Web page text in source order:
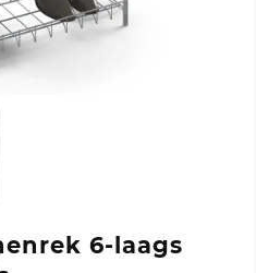
6-laags